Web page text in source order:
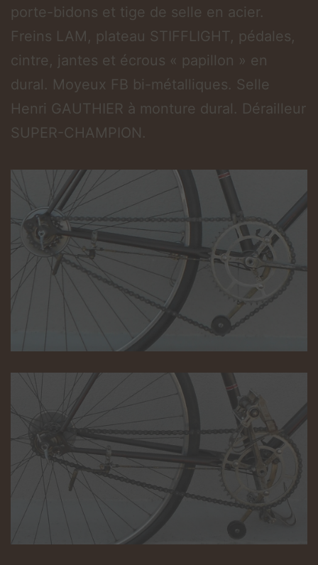
porte-bidons et tige de selle en acier.
Freins LAM, plateau STIFFLIGHT, pédales,
cintre, jantes et écrous « papillon » en
dural. Moyeux FB bi-métalliques. Selle
Henri GAUTHIER à monture dural. Dérailleur
SUPER-CHAMPION.